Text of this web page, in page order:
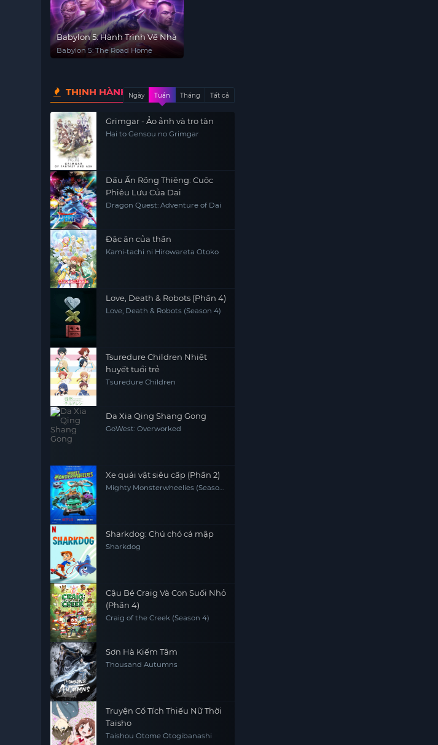
Babylon 5: Hành Trình Về Nhà
Babylon 5: The Road Home
THỊNH HÀNHNgày Tuần Tháng Tất cả
Grimgar - Ảo ảnh và tro tàn
Hai to Gensou no Grimgar
Dấu Ấn Rồng Thiêng: Cuộc
Phiêu Lưu Của Dai
Dragon Quest: Adventure of Dai
Đặc ân của thần
Kami-tachi ni Hirowareta Otoko
Love, Death & Robots (Phần 4)
Love, Death & Robots (Season 4)
Tsuredure Children Nhiệt
huyết tuổi trẻ
Tsuredure Children
Da Xia Qing Shang Gong
GoWest: Overworked
Xe quái vật siêu cấp (Phần 2)
Mighty Monsterwheelies (Season
Sharkdog: Chú chó cá mập
Sharkdog
Cậu Bé Craig Và Con Suối Nhỏ
(Phần 4)
Craig of the Creek (Season 4)
Sơn Hà Kiếm Tâm
Thousand Autumns
Truyện Cổ Tích Thiếu Nữ Thời
Taisho
Taishou Otome Otogibanashi